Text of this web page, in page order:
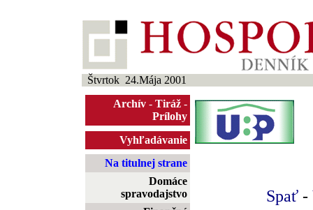
Štvrtok 24.Mája 2001
Archív - Tiráž -
Prílohy
Vyhľadávanie
Na titulnej strane
Domáce
spravodajstvo
Spať -